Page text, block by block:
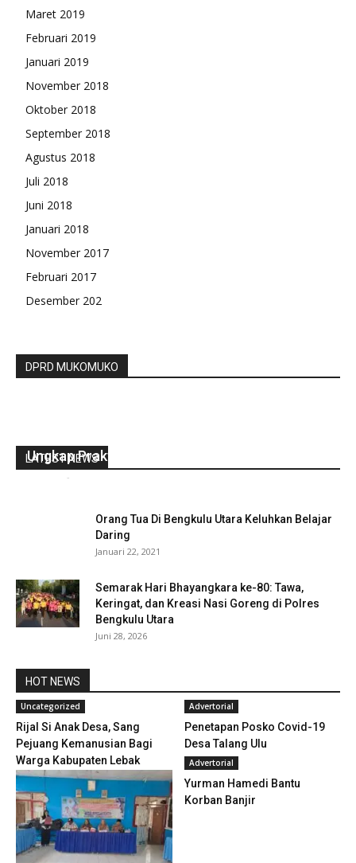
Maret 2019
Februari 2019
Januari 2019
November 2018
Oktober 2018
September 2018
Agustus 2018
Juli 2018
Juni 2018
Januari 2018
November 2017
Februari 2017
Desember 202
DPRD MUKOMUKO
LATEST NEWS
Ungkap Praktek Mafia Tanah
-
Orang Tua Di Bengkulu Utara Keluhkan Belajar
Daring
Januari 22, 2021
Semarak Hari Bhayangkara ke-80: Tawa,
Keringat, dan Kreasi Nasi Goreng di Polres
Bengkulu Utara
Juni 28, 2026
HOT NEWS
Uncategorized
Rijal Si Anak Desa, Sang
Pejuang Kemanusian Bagi
Warga Kabupaten Lebak
Advertorial
Penetapan Posko Covid-19
Desa Talang Ulu
Advertorial
Yurman Hamedi Bantu
Korban Banjir